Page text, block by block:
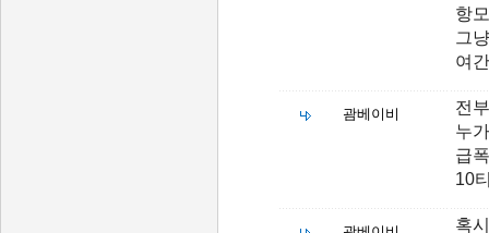
항
그
여
괌베이비
전
누
급
10
혹